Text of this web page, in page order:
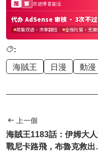
:
海賊王 日漫 動漫
上一個
海賊王1183話：伊姆大
戰尼卡路飛，布魯克救出